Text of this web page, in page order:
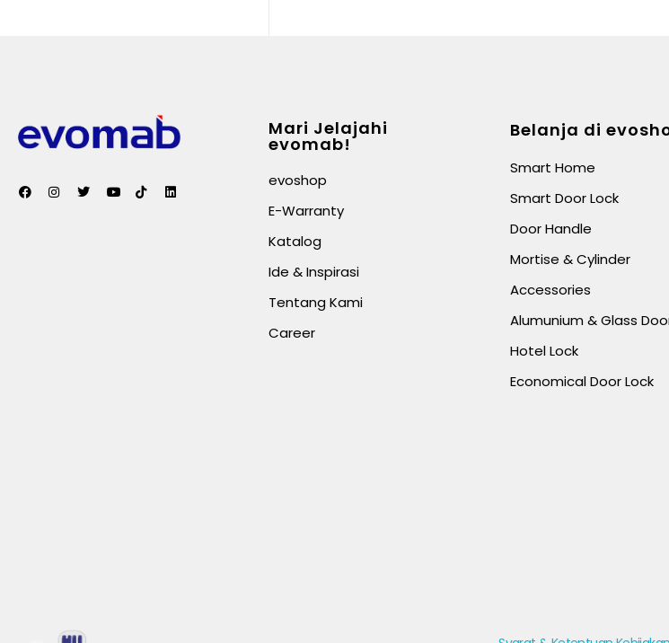
Mari Jelajahi
evomab!
evoshop
E-Warranty
Katalog
Ide & Inspirasi
Tentang Kami
Career
Belanja di
Smart Home
Smart Door Lock
Door Handle
Mortise & Cylinder
Accessories
Alumunium & Glass
Hotel Lock
Economical Door Lock